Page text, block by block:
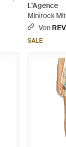
L'Agence
Minirock
Cyra -
Von
SALE